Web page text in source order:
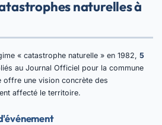
naturelles à
« catastrophe naturelle » en 1982, 5
au Journal Officiel pour la commune
offre une vision concrète des
affecté le territoire.